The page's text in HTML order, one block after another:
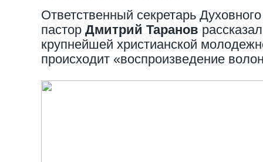
Ответственный секретарь
пастор Дмитрий Таранов
крупнейшей христианской
происходит «воспроизведение